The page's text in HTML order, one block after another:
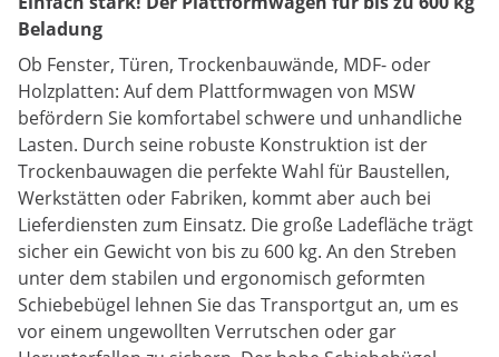
Beladung
Ob Fenster, Türen, Trockenbauwände, MDF- oder
Holzplatten: Auf dem Plattformwagen von MSW
befördern Sie komfortabel schwere und unhandliche
Lasten. Durch seine robuste Konstruktion ist der
Trockenbauwagen die perfekte Wahl für Baustellen,
Werkstätten oder Fabriken, kommt aber auch bei
Lieferdiensten zum Einsatz. Die große Ladefläche trägt
sicher ein Gewicht von bis zu 600 kg. An den Streben
unter dem stabilen und ergonomisch geformten
Schiebebügel lehnen Sie das Transportgut an, um es
vor einem ungewollten Verrutschen oder gar